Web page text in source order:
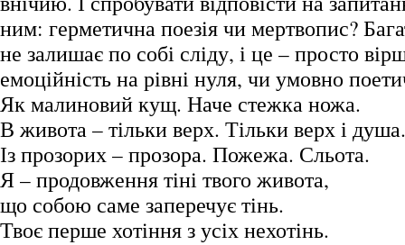
ним: герметична поезія чи мертвопис?
не залишає по собі сліду, і це – просто
емоційність на рівні нуля, чи умовно
Як малиновий кущ. Наче стежка ножа.
В живота – тільки верх. Тільки верх і душа.
Із прозорих – прозора. Пожежа. Сльота.
Я – продовження тіні твого живота,
що собою саме заперечує тінь.
Твоє перше хотіння з усіх нехотінь.